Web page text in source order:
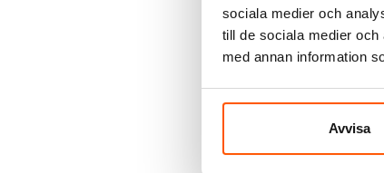
sociala medier och
till de sociala medier
med annan information
Avvisa